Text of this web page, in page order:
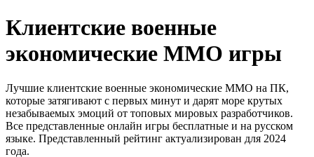
Клиентские военные
экономические MMO игры
Лучшие клиентские военные экономические MMO на ПК,
которые затягивают с первых минут и дарят море крутых
незабываемых эмоций от топовых мировых разработчиков.
Все представленные онлайн игры бесплатные и на русском
языке. Представленный рейтинг актуализирован для 2024
года.